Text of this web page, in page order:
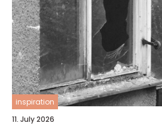
inspiration
11. July 2026